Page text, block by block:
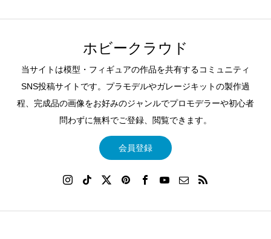
ホビークラウド
当サイトは模型・フィギュアの作品を共有するコミュニティ
SNS投稿サイトです。プラモデルやガレージキットの製作過
程、完成品の画像をお好みのジャンルでプロモデラーや初心者
問わずに無料でご登録、閲覧できます。
会員登録